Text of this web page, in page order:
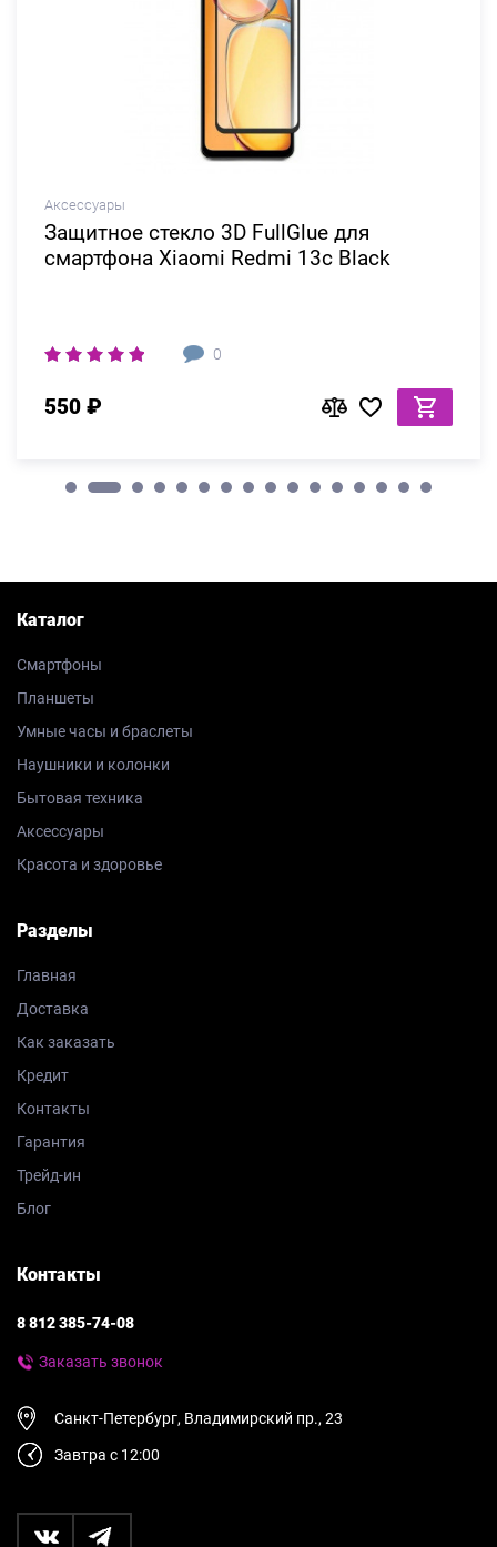
Аксессуары
Защитное стекло 3D FullGlue для
смартфона Xiaomi Redmi 13c Black
0
550 ₽
Каталог
Смартфоны
Планшеты
Умные часы и браслеты
Наушники и колонки
Бытовая техника
Аксессуары
Красота и здоровье
Разделы
Главная
Доставка
Как заказать
Кредит
Контакты
Гарантия
Трейд-ин
Блог
Контакты
8 812 385-74-08
Заказать звонок
Санкт-Петербург, Владимирский пр., 23
Завтра с 12:00